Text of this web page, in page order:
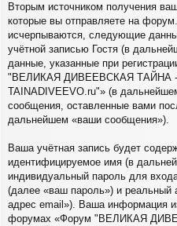
Вторым источником получения
которые вы отправляете на
исчерпываются, следующие
учётной записью Гостя (в
данные, указанные при
"ВЕЛИКАЯ ДИВЕЕВСКАЯ ТАЙНА
TAINADIVEEVO.ru"» (в
сообщения, оставленные вами
дальнейшем «ваши сообщения»).
Ваша учётная запись будет
идентифицируемое имя (в
индивидуальный пароль для
(далее «ваш пароль») и
адрес email»). Ваша информация
форумах «Форум "ВЕЛИКАЯ